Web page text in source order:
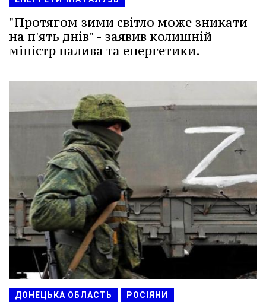
"Протягом зими світло може зникати
на п'ять днів" - заявив колишній
міністр палива та енергетики.
ДОНЕЦЬКА ОБЛАСТЬ РОСІЯНИ